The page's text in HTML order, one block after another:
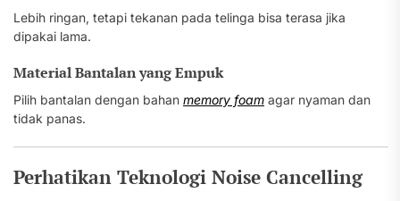
Lebih ringan, tetapi tekanan pada telinga bisa terasa jika
dipakai lama.
Material Bantalan yang Empuk
Pilih bantalan dengan bahan memory foam agar nyaman dan
tidak panas.
Perhatikan Teknologi Noise Cancelling